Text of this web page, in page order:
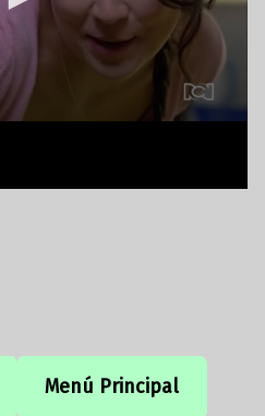
Menú Principal